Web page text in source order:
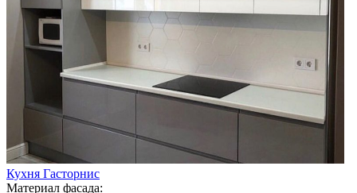
Кухня Гасторнис
Материал фасада: